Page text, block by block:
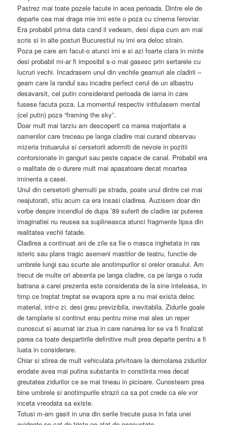
Pastrez mai toate pozele facute in acea perioada. Dintre ele de
departe cea mai draga mie imi este o poza cu cinema feroviar.
Era probabil prima data cand il vedeam, desi dupa cum am mai
scris si in alte posturi Bucurestiul nu imi era deloc strain.
Poza pe care am facut-o atunci imi e si azi foarte clara in minte
desi probabil mi-ar fi imposibil s-o mai gasesc prin sertarele cu
lucruri vechi. Incadrasem unul din vechile geamuri ale cladirii –
geam care la randul sau incadra perfect cerul de un albastru
desavarsit, cel putin considerand perioada de iarna in care
fusese facuta poza. La momentul respectiv intitulasem mental
(cel putin) poza “framing the sky”.
Doar mult mai tarziu am descoperit ca marea majoritate a
oamenilor care treceau pe langa cladire mai curand observau
mizeria trotuarului si cersetorii adormiti de nevoie in pozitii
contorsionate in ganguri sau peste capace de canal. Probabil era
o realitate de o durere mult mai apasatoare decat moartea
iminenta a casei.
Unul din cersetorii ghemuiti pe strada, poate unul dintre cei mai
neajutorati, stiu acum ca era insasi cladirea. Auzisem doar din
vorbe despre incendiul de dupa ’89 suferit de cladire iar puterea
imaginatiei nu reusea sa suplineasca atunci fragmente lipsa din
realitatea vechii fatade.
Cladirea a continuat ani de zile sa fie o masca inghetata in ras
isteric sau plans tragic asemeni mastilor de teatru, functie de
umbrele lungi sau scurte ale anotimpurilor si orelor orasului. Am
trecut de multe ori absenta pe langa cladire, ca pe langa o ruda
batrana a carei prezenta este considerata de la sine inteleasa, in
timp ce treptat treptat se evapora spre a nu mai exista deloc
material, intr-o zi, desi greu previzibila, inevitabila. Zidurile goale
de tamplarie si continut erau pentru mine mai ales un reper
cunoscut si asumat iar ziua in care naruirea lor se va fi finalizat
parea ca toate despartirile definitive mult prea departe pentru a fi
luata in considerare.
Chiar si stirea de mult vehiculata privitoare la demolarea zidurilor
erodate avea mai putina substanta in constiinta mea decat
greutatea zidurilor ce se mai tineau in picioare. Cunosteam prea
bine umbrele si anotimpurile strazii ca sa pot crede ca ele vor
inceta vreodata sa existe.
Totusi m-am gasit in una din serile trecute pusa in fata unei